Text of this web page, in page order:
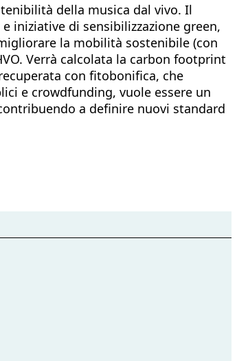
della musica dal vivo. Il
iniziative di sensibilizzazione green,
la mobilità sostenibile (con
Verrà calcolata la carbon footprint
con fitobonifica, che
e crowdfunding, vuole essere un
a definire nuovi standard